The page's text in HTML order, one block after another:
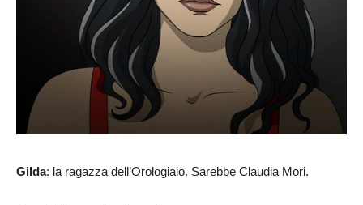
Gilda: la ragazza dell’Orologiaio. Sarebbe Claudia Mori.